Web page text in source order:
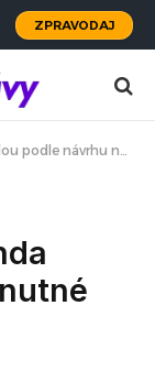
ZPRAVODAJ
nutné podpisy 300.000 lidí